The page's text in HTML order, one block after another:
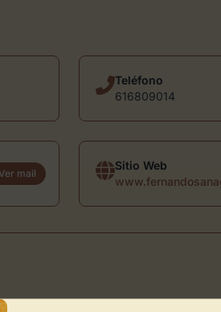
Teléfono
616809014
Ver mail
Sitio Web